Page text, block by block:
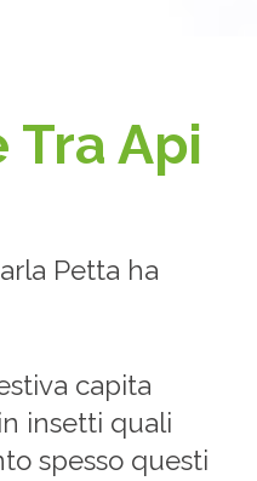
Tra Api
Petta ha
capita
insetti quali
spesso questi